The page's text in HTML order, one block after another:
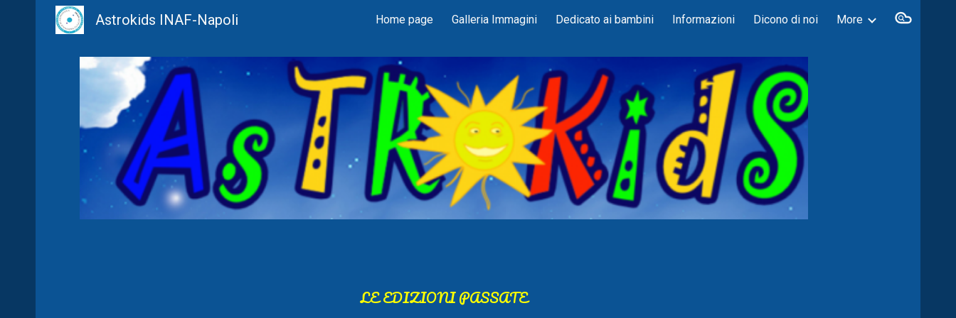
Skip to main content Skip to navigation
Astrokids INAF-Napoli Home page Galleria Immagini Dedicato ai bambini Informazioni Dicono di noi More
LE EDIZIONI PASSATE